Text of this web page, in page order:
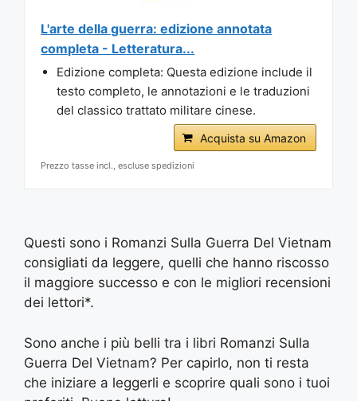
L'arte della guerra: edizione annotata
completa - Letteratura...
Edizione completa: Questa edizione include il
testo completo, le annotazioni e le traduzioni
del classico trattato militare cinese.
Acquista su Amazon
Prezzo tasse incl., escluse spedizioni
Questi sono i Romanzi Sulla Guerra Del Vietnam
consigliati da leggere, quelli che hanno riscosso
il maggiore successo e con le migliori recensioni
dei lettori*.
Sono anche i più belli tra i libri Romanzi Sulla
Guerra Del Vietnam? Per capirlo, non ti resta
che iniziare a leggerli e scoprire quali sono i tuoi